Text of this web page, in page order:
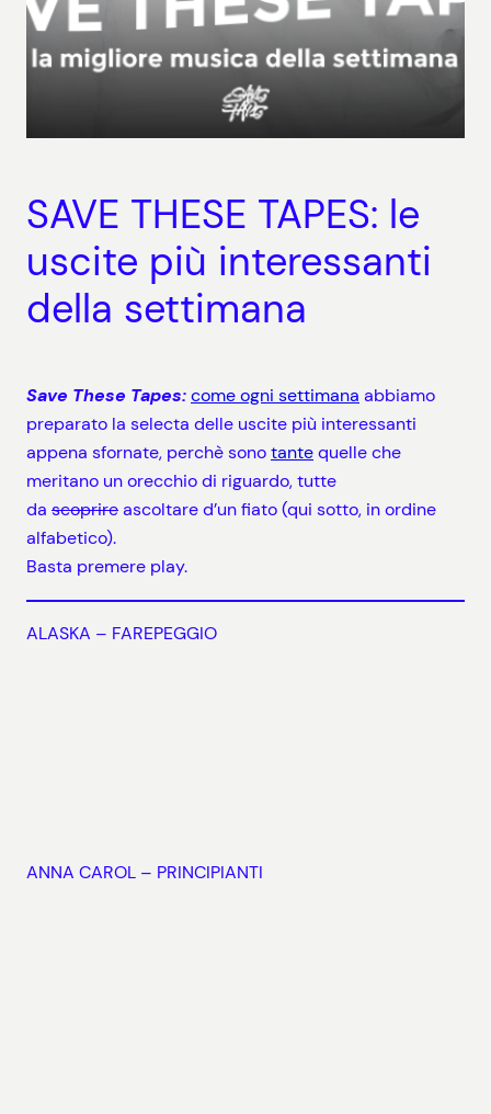
SAVE THESE TAPES: le
uscite più interessanti
della settimana
Save These Tapes:come ogni settimana abbiamo
preparato la selecta delle uscite più interessanti
appena sfornate, perchè sonotantequelle che
meritano un orecchio di riguardo, tutte
da scoprireascoltare d’un fiato (qui sotto, in ordine
alfabetico).
Basta premere play.
ALASKA – FAREPEGGIO
ANNA CAROL – PRINCIPIANTI